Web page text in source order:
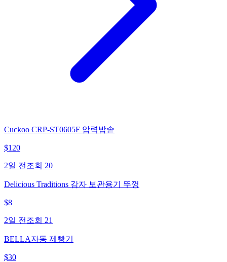
Cuckoo CRP-ST0605F 압력밥솥
$120
2일 전 조회 20
Delicious Traditions 감자 보관용기 뚜껑
$8
2일 전 조회 21
BELLA자동 제빵기
$30